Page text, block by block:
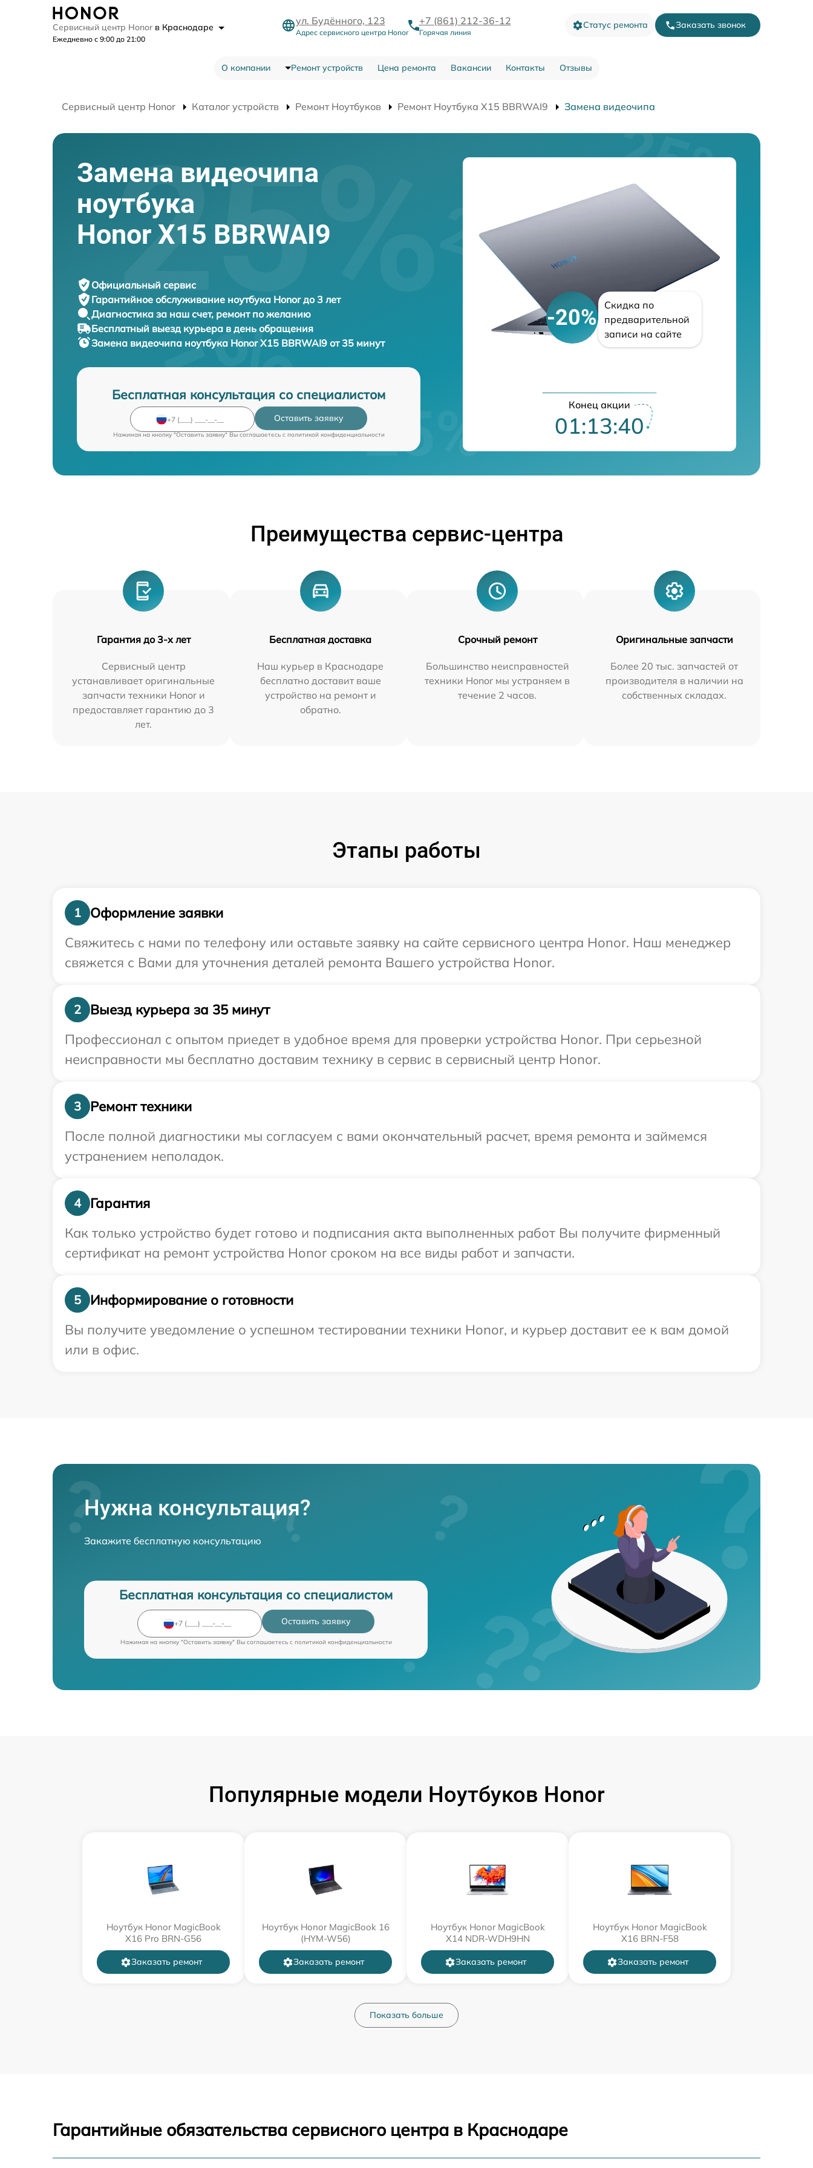
Сервисный центр Honor в Краснодаре
Ежедневно с 9:00 до 21:00
ул. Будённого, 123
Адрес сервисного центра Honor
+7 (861) 212-36-12
Горячая линия
Статус ремонта Заказать звонок
О компании Ремонт устройств Цена ремонта Вакансии Контакты Отзывы
Сервисный центр Honor Каталог устройств Ремонт Ноутбуков Ремонт Ноутбука X15 BBRWAI9 Замена видеочипа
Замена видеочипа
ноутбука
Honor X15 BBRWAI9
Официальный сервис
Гарантийное обслуживание ноутбука Honor до 3 лет
Диагностика за наш счет, ремонт по желанию
Бесплатный выезд курьера в день обращения
Замена видеочипа ноутбука Honor X15 BBRWAI9 от 35 минут
Бесплатная консультация со специалистом
Оставить заявку
Нажимая на кнопку "Оставить заявку" Вы соглашаетесь c политикой конфиденциальности
-20%
Скидка по
предварительной
записи на сайте
Конец акции
01:13:39
Преимущества сервис-центра
Гарантия до 3-х лет
Сервисный центр
устанавливает оригинальные
запчасти техники Honor и
предоставляет гарантию до 3
лет.
Бесплатная доставка
Наш курьер в Краснодаре
бесплатно доставит ваше
устройство на ремонт и
обратно.
Срочный ремонт
Большинство неисправностей
техники Honor мы устраняем в
течение 2 часов.
Оригинальные запчасти
Более 20 тыс. запчастей от
производителя в наличии на
собственных складах.
Этапы работы
1
Оформление заявки
Свяжитесь с нами по телефону или оставьте заявку на сайте сервисного центра Honor. Наш менеджер
свяжется с Вами для уточнения деталей ремонта Вашего устройства Honor.
2
Выезд курьера за 35 минут
Профессионал с опытом приедет в удобное время для проверки устройства Honor. При серьезной
неисправности мы бесплатно доставим технику в сервис в сервисный центр Honor.
3
Ремонт техники
После полной диагностики мы согласуем с вами окончательный расчет, время ремонта и займемся
устранением неполадок.
4
Гарантия
Как только устройство будет готово и подписания акта выполненных работ Вы получите фирменный
сертификат на ремонт устройства Honor сроком на все виды работ и запчасти.
5
Информирование о готовности
Вы получите уведомление о успешном тестировании техники Honor, и курьер доставит ее к вам домой
или в офис.
Нужна консультация?
Закажите бесплатную консультацию
Бесплатная консультация со специалистом
Оставить заявку
Нажимая на кнопку "Оставить заявку" Вы соглашаетесь c политикой конфиденциальности
Популярные модели Ноутбуков Honor
Ноутбук Honor MagicBook
X16 Pro BRN-G56
Заказать ремонт
Ноутбук Honor MagicBook 16
(HYM-W56)
Заказать ремонт
Ноутбук Honor MagicBook
X14 NDR-WDH9HN
Заказать ремонт
Ноутбук Honor MagicBook
X16 BRN-F58
Заказать ремонт
Показать больше
Гарантийные обязательства сервисного центра в Краснодаре